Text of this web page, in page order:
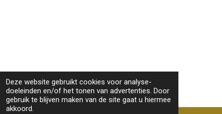
Deze website gebruikt cookies voor analyse-
doeleinden en/of het tonen van advertenties. Door
gebruik te blijven maken van de site gaat u hiermee
akkoord.